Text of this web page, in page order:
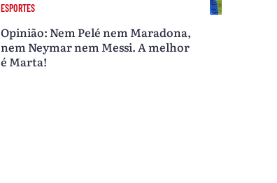
ESPORTES
Opinião: Nem Pelé nem Maradona,
nem Neymar nem Messi. A melhor
é Marta!